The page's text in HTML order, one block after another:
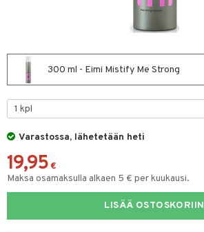
300 ml - Eimi Mistify Me Strong
Varastossa, lähetetään heti
19,95 €
Maksa osamaksulla alkaen 5 € per kuukausi.
LISÄÄ OSTOSKORIIN
& Antifrizz
tuotteet
& Geeli